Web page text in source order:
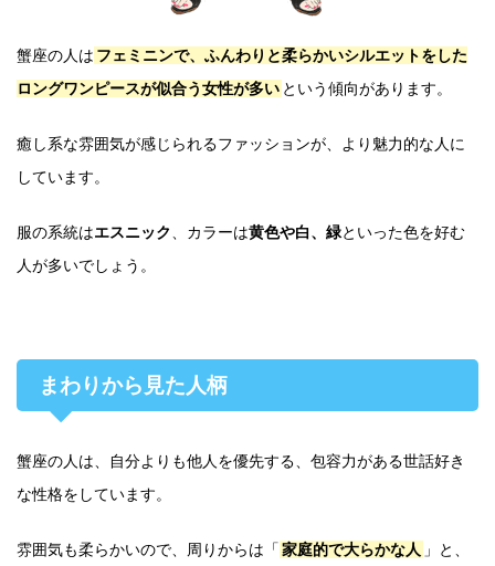
蟹座の人は フェミニンで、ふんわりと柔らかいシルエットをした
ロングワンピースが似合う女性が多い という傾向があります。
癒し系な雰囲気が感じられるファッションが、より魅力的な人に
しています。
服の系統はエスニック、カラーは黄色や白、緑といった色を好む
人が多いでしょう。
まわりから見た人柄
蟹座の人は、自分よりも他人を優先する、包容力がある世話好き
な性格をしています。
雰囲気も柔らかいので、周りからは「 家庭的で大らかな人 」と、